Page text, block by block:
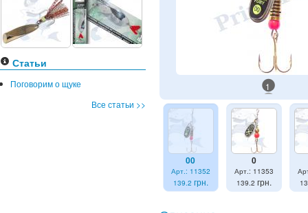
Статьи
Поговорим о щуке
Все статьи >>
1
00
Арт.: 11352
139.2 грн.
0
Арт.: 11353
139.2 грн.